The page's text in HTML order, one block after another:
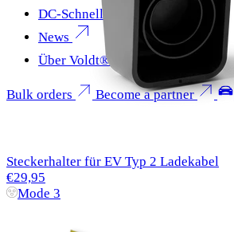
DC-Schnellladen
News
Über Voldt®
Bulk orders Become a partner
Steckerhalter für EV Typ 2 Ladekabel
€29,95
Mode 3